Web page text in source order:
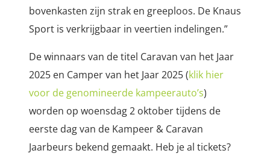
bovenkasten zijn strak en greeploos. De Knaus
Sport is verkrijgbaar in veertien indelingen.”
De winnaars van de titel Caravan van het Jaar
2025 en Camper van het Jaar 2025 (klik hier
voor de genomineerde kampeerauto’s)
worden op woensdag 2 oktober tijdens de
eerste dag van de Kampeer & Caravan
Jaarbeurs bekend gemaakt. Heb je al tickets?